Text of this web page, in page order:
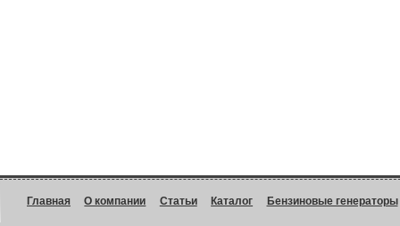
Главная О компании Статьи Каталог Бензиновые генераторы